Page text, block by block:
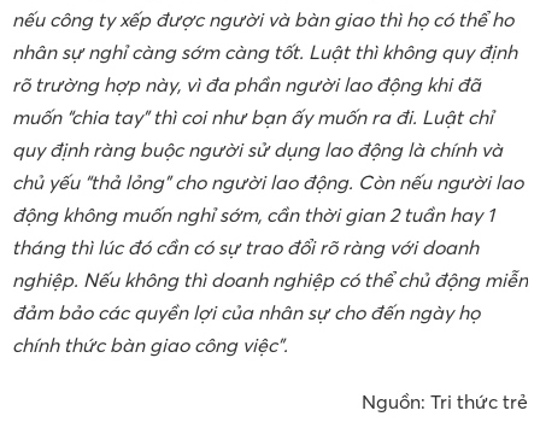
nếu công ty xếp được người và bàn giao thì họ có thể ho
nhân sự nghỉ càng sớm càng tốt. Luật thì không quy định
rõ trường hợp này, vì đa phần người lao động khi đã
muốn “chia tay” thì coi như bạn ấy muốn ra đi. Luật chỉ
quy định ràng buộc người sử dụng lao động là chính và
chủ yếu “thả lỏng” cho người lao động. Còn nếu người lao
động không muốn nghỉ sớm, cần thời gian 2 tuần hay 1
tháng thì lúc đó cần có sự trao đổi rõ ràng với doanh
nghiệp. Nếu không thì doanh nghiệp có thể chủ động miễn
đảm bảo các quyền lợi của nhân sự cho đến ngày họ
chính thức bàn giao công việc”.
Nguồn: Tri thức trẻ